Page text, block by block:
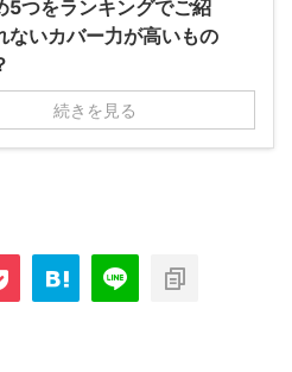
5つをランキングでご紹
ないカバー力が高いもの
続きを見る